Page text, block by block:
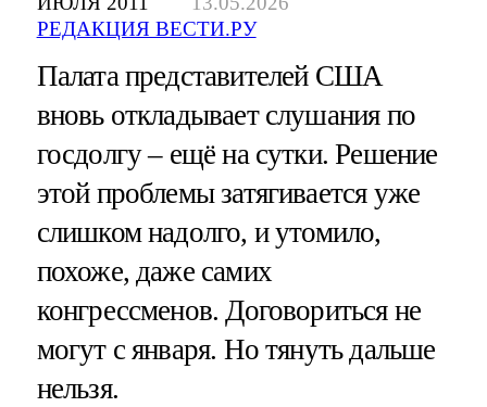
РЕДАКЦИЯ ВЕСТИ.РУ
Палата представителей США
вновь откладывает слушания по
госдолгу – ещё на сутки. Решение
этой проблемы затягивается уже
слишком надолго, и утомило,
похоже, даже самих
конгрессменов. Договориться не
могут с января. Но тянуть дальше
нельзя.